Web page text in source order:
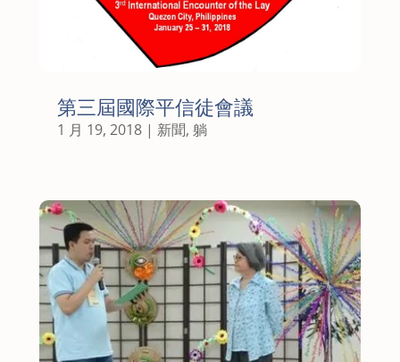
第三屆國際平信徒會議
1 月 19, 2018| 新聞, 躺